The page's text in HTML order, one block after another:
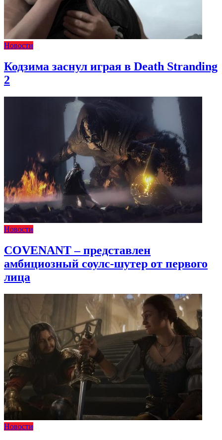
Новости
Кодзима заснул играя в Death Stranding
2
Новости
COVENANT – представлен
амбициозный соулс-шутер от первого
лица
Новости